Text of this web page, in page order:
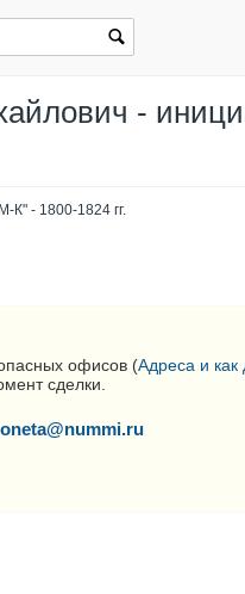
-
К" - 1800-1824 гг.
офисов (Адреса и как
сделки.